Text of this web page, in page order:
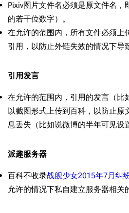
资助百科
编辑规范
随便逛逛
上传文件
好感度
战利品与功勋
技能
港区系统
头像
音乐
提督府
收藏室
杂学考据
考据勘误汇总
术语词典
特殊成就
Pixiv图片文件名必须是原文件名，
的若干位数字）。
在允许的范围内，所有文件必须上
引用，以防止外链失效的情况下导
引用发言
在允许的范围内，引用的发言（比
以截图形式上传到百科，以防止原
息丢失（比如说微博的半年可见设
派趣服务器
百科不收录战舰少女2015年7月纠
允许的情况下私自建立服务器相关